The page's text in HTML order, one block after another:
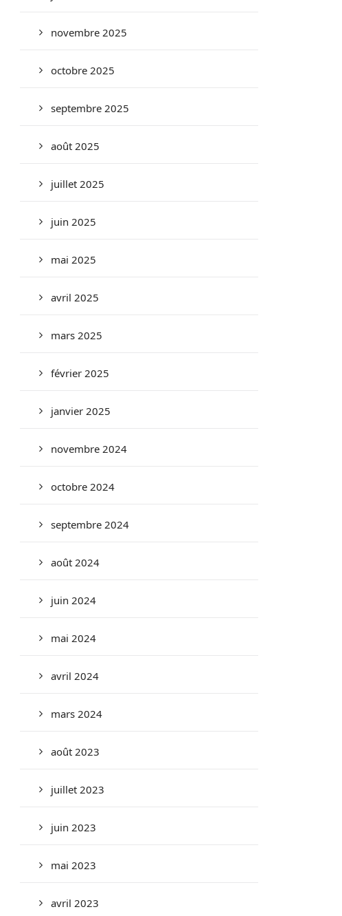
novembre 2025
octobre 2025
septembre 2025
août 2025
juillet 2025
juin 2025
mai 2025
avril 2025
mars 2025
février 2025
janvier 2025
novembre 2024
octobre 2024
septembre 2024
août 2024
juin 2024
mai 2024
avril 2024
mars 2024
août 2023
juillet 2023
juin 2023
mai 2023
avril 2023